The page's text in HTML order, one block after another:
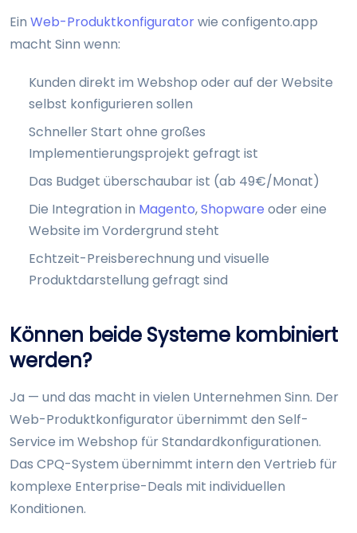
Ein Web-Produktkonfiguratorwie configento.app
macht Sinn wenn:
Kunden direkt im Webshop oder auf der Website
selbst konfigurieren sollen
Schneller Start ohne großes
Implementierungsprojekt gefragt ist
Das Budget überschaubar ist (ab 49€/Monat)
Die Integration in Magento,Shopware oder eine
Website im Vordergrund steht
Echtzeit-Preisberechnung und visuelle
Produktdarstellung gefragt sind
Können beide Systeme kombiniert
werden?
Ja — und das macht in vielen Unternehmen Sinn. Der
Web-Produktkonfigurator übernimmt den Self-
Service im Webshop für Standardkonfigurationen.
Das CPQ-System übernimmt intern den Vertrieb für
komplexe Enterprise-Deals mit individuellen
Konditionen.